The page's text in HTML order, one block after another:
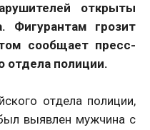
открыты
Фигурантам грозит
сообщает пресс-
отдела полиции.
отдела полиции,
выявлен мужчина с